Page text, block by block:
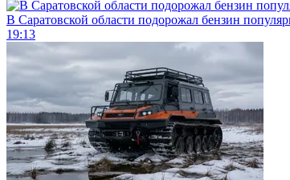
В Саратовской области подорожал бензин
19:13